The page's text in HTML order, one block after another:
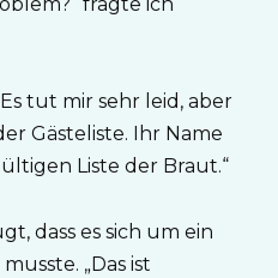
tut mir sehr leid, aber
Gästeliste. Ihr Name
Liste der Braut.“
dass es sich um ein
„Das ist